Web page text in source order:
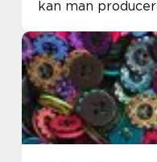
kan man
brændstoffe...